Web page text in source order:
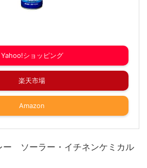
Yahoo!ショッピング
楽天市場
Amazon
ー ソーラー・イチネンケミカル